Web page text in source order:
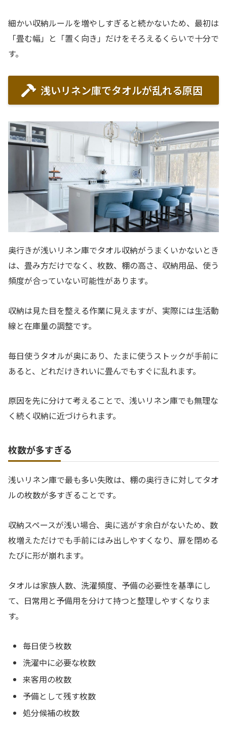
細かい収納ルールを増やしすぎると続かないため、最初は
「畳む幅」と「置く向き」だけをそろえるくらいで十分で
す。
浅いリネン庫でタオルが乱れる原因
奥行きが浅いリネン庫でタオル収納がうまくいかないとき
は、畳み方だけでなく、枚数、棚の高さ、収納用品、使う
頻度が合っていない可能性があります。
収納は見た目を整える作業に見えますが、実際には生活動
線と在庫量の調整です。
毎日使うタオルが奥にあり、たまに使うストックが手前に
あると、どれだけきれいに畳んでもすぐに乱れます。
原因を先に分けて考えることで、浅いリネン庫でも無理な
く続く収納に近づけられます。
枚数が多すぎる
浅いリネン庫で最も多い失敗は、棚の奥行きに対してタオ
ルの枚数が多すぎることです。
収納スペースが浅い場合、奥に逃がす余白がないため、数
枚増えただけでも手前にはみ出しやすくなり、扉を閉める
たびに形が崩れます。
タオルは家族人数、洗濯頻度、予備の必要性を基準にし
て、日常用と予備用を分けて持つと整理しやすくなりま
す。
毎日使う枚数
洗濯中に必要な枚数
来客用の枚数
予備として残す枚数
処分候補の枚数